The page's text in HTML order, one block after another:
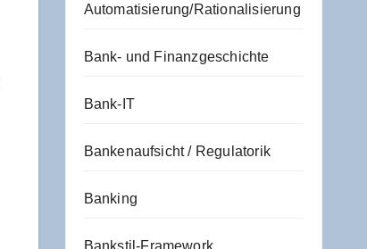
Automatisierung/Rationalisierung
Bank- und Finanzgeschichte
Bank-IT
Bankenaufsicht / Regulatorik
Banking
Bankstil-Framework